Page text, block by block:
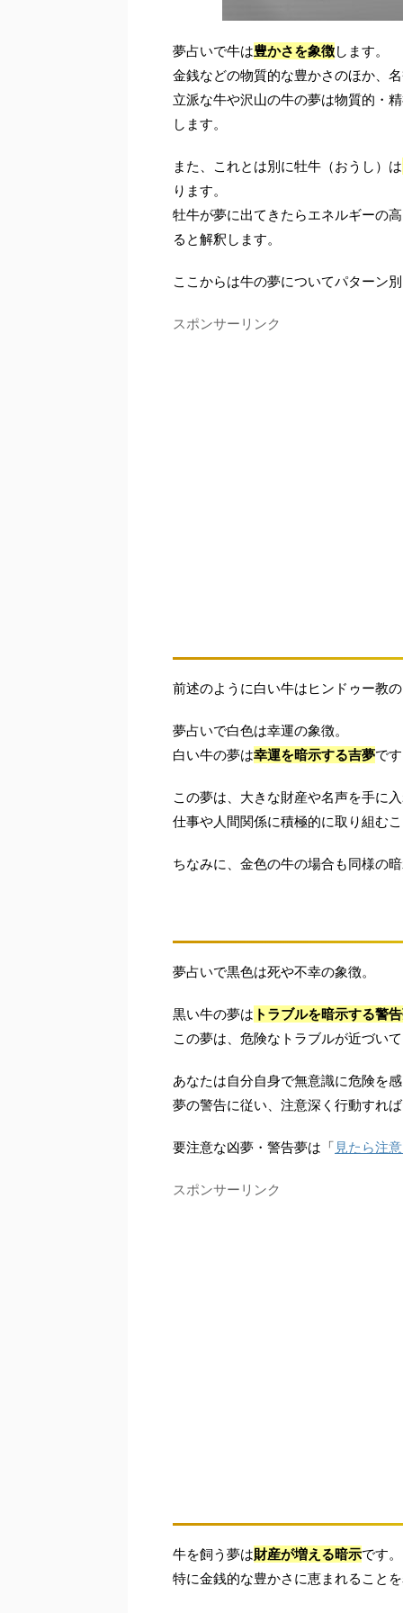
夢占いで牛は豊かさを象徴します。
金銭などの物質的な豊かさのほか、
立派な牛や沢山の牛の夢は物質的・
します。
また、これとは別に牡牛（おうし）は
ります。
牡牛が夢に出てきたらエネルギーの
ると解釈します。
ここからは牛の夢についてパターン
スポンサーリンク
前述のように白い牛はヒンドゥー教
夢占いで白色は幸運の象徴。
白い牛の夢は幸運を暗示する吉夢で
この夢は、大きな財産や名声を手に
仕事や人間関係に積極的に取り組む
ちなみに、金色の牛の場合も同様の
夢占いで黒色は死や不幸の象徴。
黒い牛の夢は トラブルを暗示する警
この夢は、危険なトラブルが近づい
あなたは自分自身で無意識に危険を
夢の警告に従い、注意深く行動すれ
要注意な凶夢・警告夢は「 見たら注
スポンサーリンク
牛を飼う夢は財産が増える暗示です。
特に金銭的な豊かさに恵まれること